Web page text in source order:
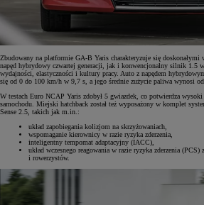
Zbudowany na platformie GA-B Yaris charakteryzuje się doskonałymi
napęd hybrydowy czwartej generacji, jak i konwencjonalny silnik 1.5
wydajności, elastyczności i kultury pracy. Auto z napędem
się od 0 do 100 km/h w 9,7 s, a jego średnie zużycie paliwa wynosi
W testach Euro NCAP Yaris zdobył 5 gwiazdek, co potwierdza wysoki
samochodu. Miejski hatchback został też wyposażony w komplet
Sense 2.5, takich jak m.in.:
układ zapobiegania kolizjom na skrzyżowaniach,
wspomaganie kierownicy w razie ryzyka zderzenia,
inteligentny tempomat adaptacyjny (IACC),
układ wczesnego reagowania w razie ryzyka zderzenia
i rowerzystów.